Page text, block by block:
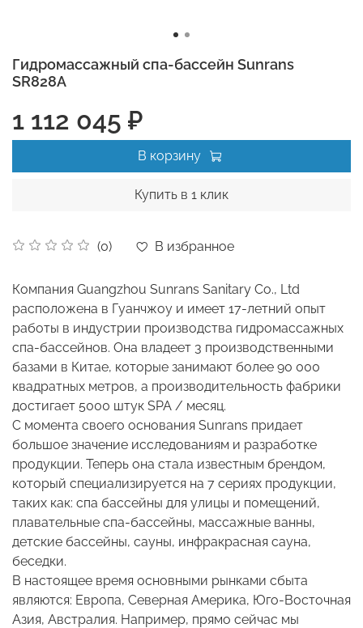
Гидромассажный спа-бассейн Sunrans
SR828A
(0) В избранное
1 112 045 ₽
В корзину
Купить в 1 клик
Компания Guangzhou Sunrans Sanitary Co., Ltd
расположена в Гуанчжоу и имеет 17-летний опыт
работы в индустрии производства гидромассажных
спа-бассейнов. Она владеет 3 производственными
базами в Китае, которые занимают более 90 000
квадратных метров, а производительность фабрики
достигает 5000 штук SPA / месяц.
С момента своего основания Sunrans придает
большое значение исследованиям и разработке
продукции. Теперь она стала известным брендом,
который специализируется на 7 сериях продукции,
таких как: спа бассейны для улицы и помещений,
плавательные спа-бассейны, массажные ванны,
детские бассейны, сауны, инфракрасная сауна,
беседки.
В настоящее время основными рынками сбыта
являются: Европа, Северная Америка, Юго-Восточная
Азия, Австралия. Например, прямо сейчас мы